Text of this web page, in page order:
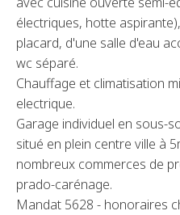
électriques, hotte
placard, d'une salle d'eau
wc séparé.
Chauffage et climatisation
electrique.
Garage individuel en sous-
situé en plein centre ville à
nombreux commerces de
prado-carénage.
Mandat 5628 - honoraires